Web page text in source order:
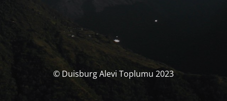
© Duisburg Alevi Toplumu 2023